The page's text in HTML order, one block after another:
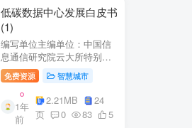
低碳数据中心发展白皮书
(1)
编写单位主编单位：中国信
息通信研究院云大所特别鸣
谢：百度、阿里巴巴、腾
讯、中金数据、秦淮数据、
万国数据、河北省凤凰谷零
碳发展研究院、绿色和平等
单位的大力支持。
免费资源 智慧城市
1年
前
2.21MB
24
页
0 83 5